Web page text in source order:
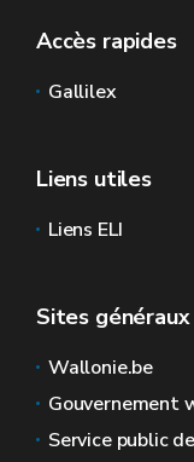
Accès rapides
Gallilex
Liens utiles
Liens ELI
Sites
Wallonie.be
Gouvernement
Service public